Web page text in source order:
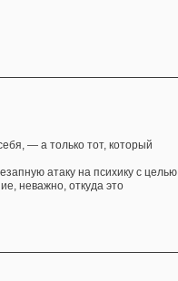
— а только тот, который
атаку на психику с целью
неважно, откуда это